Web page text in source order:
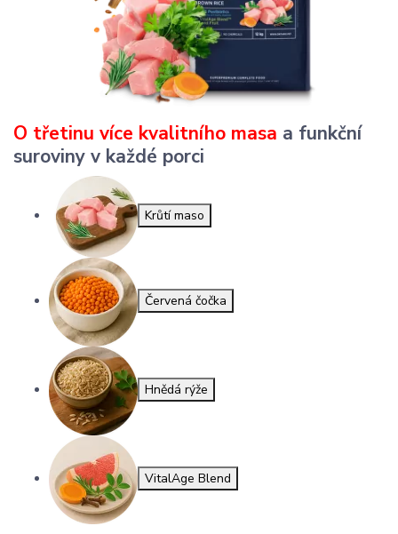
O třetinu více kvalitního masa a funkční
suroviny v každé porci
Krůtí maso
Červená čočka
Hnědá rýže
VitalAge Blend